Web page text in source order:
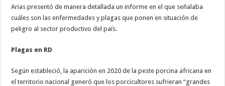
Arias presentó de manera detallada un informe en el que señalaba
cuáles son las enfermedades y plagas que ponen en situación de
peligro al sector productivo del país.
Plagas en RD
Según estableció, la aparición en 2020 de la peste porcina africana en
el territorio nacional generó que los porcicultores sufrieran “grandes